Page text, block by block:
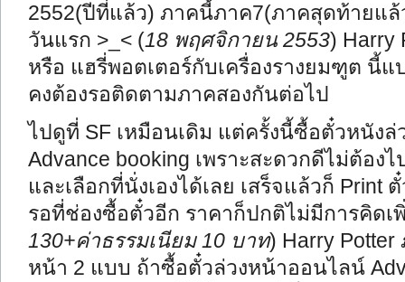
2552(ปีที่แล้ว) ภาคนี้ภาค7(ภาคสุดท้ายแล้
วันแรก >_< (18 พฤศจิกายน 2553) Harry
หรือ แฮรี่พอตเตอร์กับเครื่องรางยมฑูต นี้
คงต้องรอติดตามภาคสองกันต่อไป
ไปดูที่ SF เหมือนเดิม แต่ครั้งนี้ซื้อตั๋วหนังล่
Advance booking เพราะสะดวกดีไม่ต้อง
และเลือกที่นั่งเองได้เลย เสร็จแล้วก็
รอที่ช่องซื้อตั๋วอีก ราคาก็ปกติไม่มีการคิดเ
130+ค่าธรรมเนียม 10 บาท) Harry
หน้า 2 แบบ ถ้าซื้อตั๋วล่วงหน้าออนไลน์